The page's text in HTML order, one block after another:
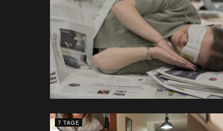
7 TAGE